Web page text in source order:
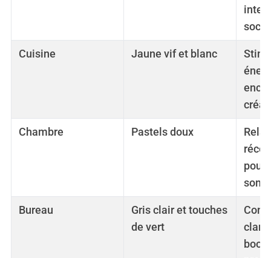
Cuisine Jaune vif et blanc
Chambre Pastels doux
pour
Bureau
Gris clair et touches
de vert